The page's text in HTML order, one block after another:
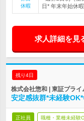
休暇
日* 年末年始休
求人詳細を見
残り4日
株式会社惣和 | 東証プラ
安定感抜群*未経験
正社員 職種・業種未経験